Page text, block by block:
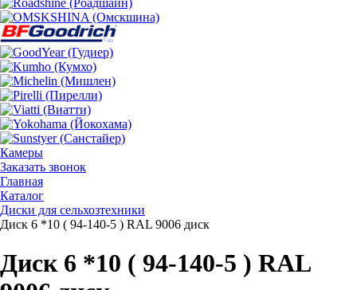
Камеры
Заказать звонок
Главная
Каталог
Диски для сельхозтехники
Диск 6 *10 ( 94-140-5 ) RAL 9006 диск
Диск 6 *10 ( 94-140-5 ) RAL